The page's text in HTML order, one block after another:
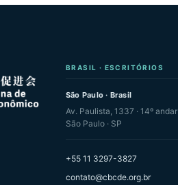
BRASIL · ESCRITÓRIOS
São Paulo · Brasil
Av. Paulista, 1337 · 14º andar
São Paulo · SP
+55 11 3297-3827
contato@cbcde.org.br